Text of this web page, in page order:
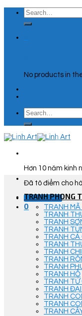
Skip
content
Search
for:
No products in
Search
for:
Hơn 10 năm kinh
Đã tô điểm cho
Góc Tư Vấn
0
TRANH PHONG
TRANH
TRANH
TRANH
TRANH
TRANH CÁ
TRANH
TRANH
TRANH
TRANH
TRANH HỔ
TRANH TỨ
TRANH
TRANH
TRANH
TRANH